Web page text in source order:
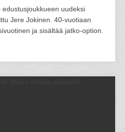
uudeksi
Jere Jokinen. 40-vuotiaan
ja sisältää jatko-option.